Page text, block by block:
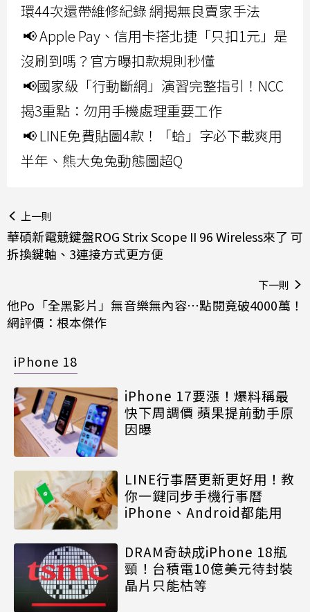
環44次還帶維修紀錄 網揭無良賣家手法
📢 Apple Pay、信用卡搭北捷「只扣1元」是
沒刷到嗎？官方曝扣款規則秒懂
📢國家級「行動斷網」演習完整指引！NCC
揭3重點：勿用手機處理重要工作
📢 LINE免費貼圖4款！「蛤」字必下載爽用
半年、熊大兔兔動態圖超Q
上一則
華碩新電競鍵盤ROG Strix Scope II 96 Wireless來了 可
拆換鍵軸、3連接方式更方便
下一則
他Po「全黑影片」無音樂無內容⋯點閱竟破4000萬！
網評價：根本傑作
iPhone 18
iPhone 17要漲！爆料稱最
快下周調價 蘋果提前動手原
因曝
LINE行事曆更新更好用！教
你一鍵同步手機行事曆
iPhone、Android都能用
DRAM奇缺成iPhone 18瓶
頸！台積電10億美元待封裝
晶片只能枯等